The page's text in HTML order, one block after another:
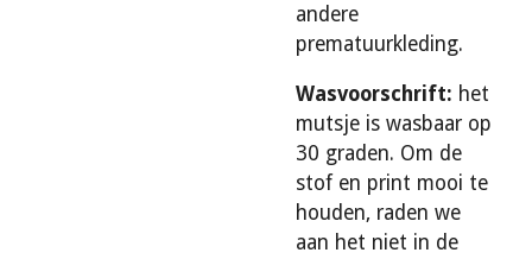
andere
prematuurkleding.
Wasvoorschrift: het
mutsje is wasbaar op
30 graden. Om de
stof en print mooi te
houden, raden we
aan het niet in de